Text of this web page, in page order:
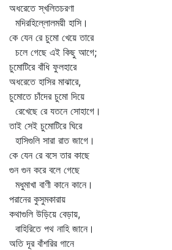
অধরেতে স্খলিতচরণা
মদিরহিল্লোলময়ী হাসি।
কে যেন রে চুমো খেয়ে তারে
চলে গেছে এই কিছু আগে;
চুমোটিরে বাঁধি ফুলহারে
অধরেতে হাসির মাঝারে,
চুমোতে চাঁদের চুমো দিয়ে
রেখেছে রে যতনে সোহাগে।
তাই সেই চুমোটিরে ঘিরে
হাসিগুলি সারা রাত জাগে।
কে যেন রে বসে তার কাছে
গুন গুন করে বলে গেছে
মধুমাখা বাণী কানে কানে।
পরানের কুসুমকারায়
কথাগুলি উড়িয়ে বেড়ায়,
বাহিরিতে পথ নাহি জানে।
অতি দূর বাঁশরির গানে